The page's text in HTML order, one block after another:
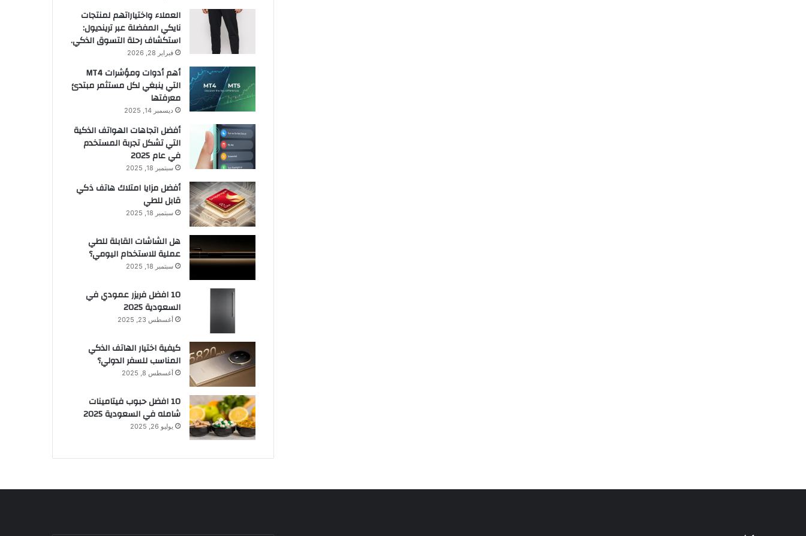
العملاء واختياراتهم لمنتجات
نايكي المفضلة عبر ترينديول:
استكشاف رحلة التسوق الذكي.
فبراير 28, 2026
أهم أدوات ومؤشرات MT4
التي ينبغي لكل مستثمر مبتدئ
معرفتها
ديسمبر 14, 2025
أفضل اتجاهات الهواتف الذكية
التي تشكل تجربة المستخدم
في عام 2025
سبتمبر 18, 2025
أفضل مزايا امتلاك هاتف ذكي
قابل للطي
سبتمبر 18, 2025
هل الشاشات القابلة للطي
عملية للاستخدام اليومي؟
سبتمبر 18, 2025
10 افضل فريزر عمودي​ في
السعودية​ 2025
أغسطس 23, 2025
كيفية اختيار الهاتف الذكي
المناسب للسفر الدولي؟
أغسطس 8, 2025
10 افضل حبوب فيتامينات
شامله​ في السعودية 2025
يوليو 26, 2025